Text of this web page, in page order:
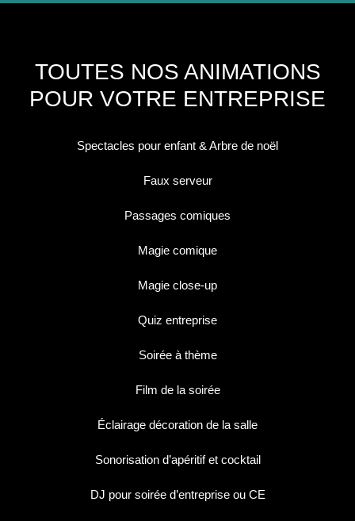
TOUTES NOS ANIMATIONS
POUR VOTRE ENTREPRISE
Spectacles pour enfant & Arbre de noël
Faux serveur
Passages comiques
Magie comique
Magie close-up
Quiz entreprise
Soirée à thème
Film de la soirée
Éclairage décoration de la salle
Sonorisation d’apéritif et cocktail
DJ pour soirée d’entreprise ou CE